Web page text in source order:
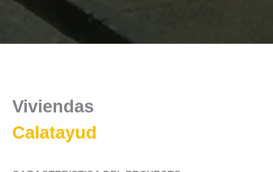
Viviendas
Calatayud